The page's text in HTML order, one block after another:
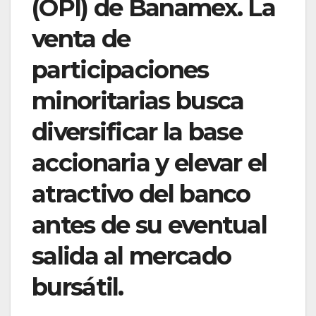
(OPI) de Banamex. La
venta de
participaciones
minoritarias busca
diversificar la base
accionaria y elevar el
atractivo del banco
antes de su eventual
salida al mercado
bursátil.